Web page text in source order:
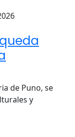
de Puno, se
y